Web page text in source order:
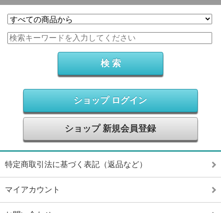
ショップ ログイン
ショップ 新規会員登録
特定商取引法に基づく表記（返品など）
マイアカウント